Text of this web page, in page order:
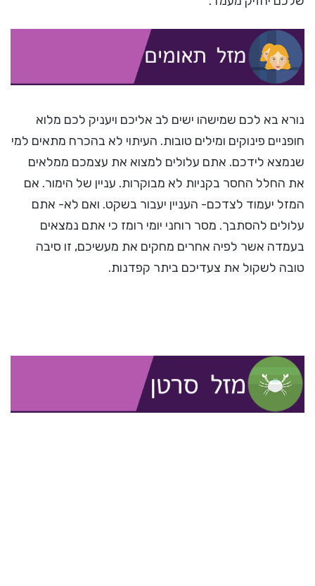
נורא בא לכם שמישהו ישים לב אליכם ויעניק לכם מלוא
חופניים פינוקים ומילים טובות. העיתוי לא בהכרח מתאים למי
שנמצא לידכם. אתם עלולים למצוא את עצמכם ממלאים
את החלל החסר בקניות לא מבוקרות. עניין של הימור. אם
המזל יעמוד לצדכם- העניין יעבור בשקט. ואם לא- אתם
עלולים להסתבך. מסר רוחני יומי רומז כי אתם נמצאים
בעמדה אשר לפיה אחרים מחקים את מעשיכם, זו סיבה
טובה לשקול את צעדיכם ביתר קפדנות.